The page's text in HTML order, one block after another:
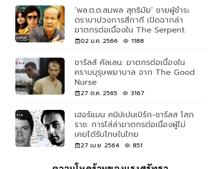
‘พล.ต.ต.สมพล สุทธิมัย’ ชายผู้ชำระ
ตราบาปวงการสีกากี เปิดฉากล่า
ฆาตกรต่อเนื่องใน The Serpent
02 ม.ค. 2566 1188
ชาร์ลส์ คัลเลน: ฆาตกรต่อเนื่องใน
คราบบุรุษพยาบาล จาก The Good
Nurse
27 ต.ค. 2565 3167
เฮอร์แมน คนิปเปนเบิร์ก-ชาร์ลส โสภ
ราช: การไล่ล่าฆาตกรต่อเนื่องผู้ไม่
เคยได้รับโทษในไทย
27 เม.ย. 2564 851